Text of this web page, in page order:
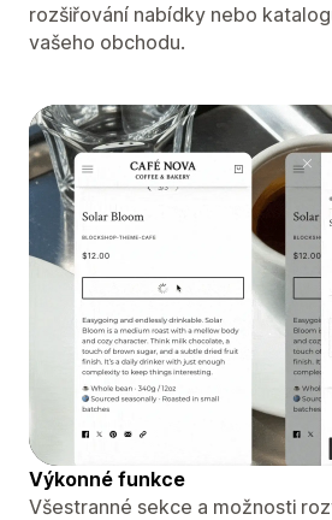
rozšiřování nabídky nebo
vašeho obchodu.
Výkonné funkce
Všestranné sekce a možnosti